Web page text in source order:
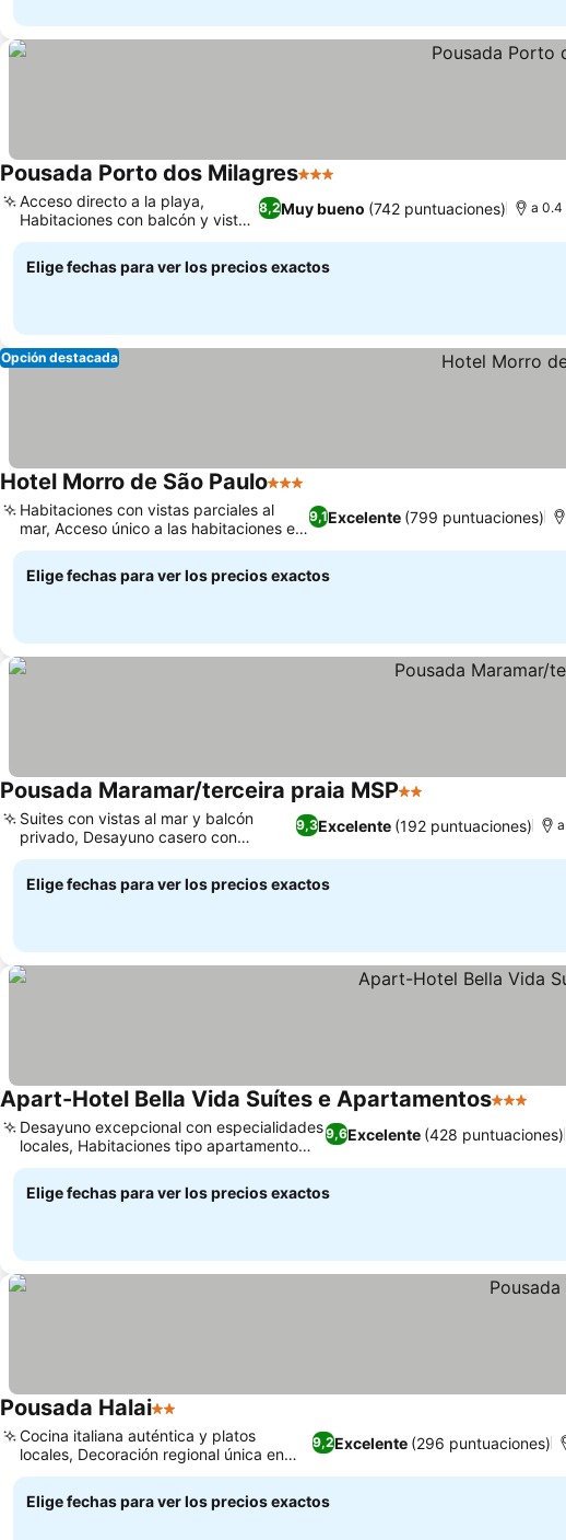
Pousada Porto dos Milagres3 Estrellas
8,2Muy bueno (742 puntuaciones)
Acceso directo a la playa,
Habitaciones con balcón y vistas
al mar
a 0.4
Elige fechas para ver los precios exactos
Opción destacada
Hotel Morro de São Paulo3 Estrellas
9,1Excelente (799 puntuaciones)
Habitaciones con vistas parciales al
mar, Acceso único a las habitaciones en
funicular
Elige fechas para ver los precios exactos
Pousada Maramar/terceira praia MSP2 Estrellas
9,3Excelente (192 puntuaciones)
Suites con vistas al mar y balcón
privado, Desayuno casero con
sabores locales
Elige fechas para ver los precios exactos
Apart-Hotel Bella Vida Suítes e Apartamentos3 Estrellas
9,6Excelente (428 puntuaciones)
Desayuno excepcional con especialidades
locales, Habitaciones tipo apartamento
con cocina
Elige fechas para ver los precios exactos
Pousada Halai2 Estrellas
9,2Excelente (296 puntuaciones)
Cocina italiana auténtica y platos
locales, Decoración regional única en
cada habitación
Elige fechas para ver los precios exactos